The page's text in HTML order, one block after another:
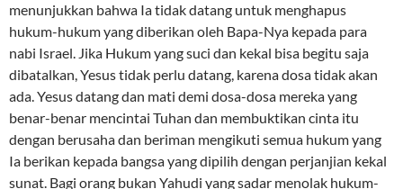
menunjukkan bahwa Ia tidak datang untuk menghapus
hukum-hukum yang diberikan oleh Bapa-Nya kepada para
nabi Israel. Jika Hukum yang suci dan kekal bisa begitu saja
dibatalkan, Yesus tidak perlu datang, karena dosa tidak akan
ada. Yesus datang dan mati demi dosa-dosa mereka yang
benar-benar mencintai Tuhan dan membuktikan cinta itu
dengan berusaha dan beriman mengikuti semua hukum yang
Ia berikan kepada bangsa yang dipilih dengan perjanjian kekal
sunat. Bagi orang bukan Yahudi yang sadar menolak hukum-